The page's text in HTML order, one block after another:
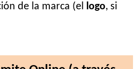
de la marca (el logo, si